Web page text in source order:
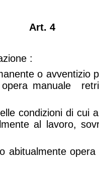
Art. 4
:
o avventizio
manuale
condizioni di cui
al lavoro,
abitualmente